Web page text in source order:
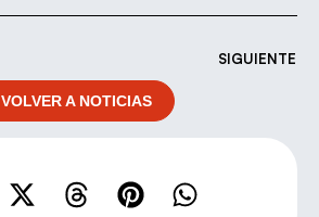
SIGUIENTE
VOLVER A NOTICIAS